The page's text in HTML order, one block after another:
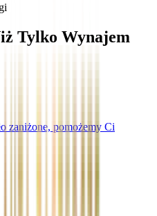
Tylko Wynajem
zaniżone, pomożemy Ci